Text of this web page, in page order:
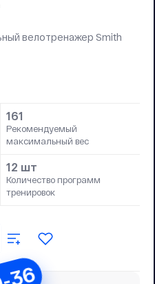
велотренажер Smith
161
Рекомендуемый
максимальный вес
12 шт
Количество программ
тренировок